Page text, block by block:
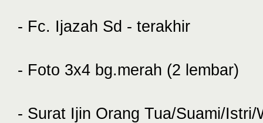
- Fc. Ijazah Sd - terakhir
- Foto 3x4 bg.merah (2 lembar)
- Surat Ijin Orang Tua/Suami/Istri/